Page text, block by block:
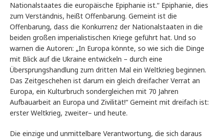
Nationalstaates die europäische Epiphanie ist.“ Epiphanie, dies
zum Verständnis, heißt Offenbarung. Gemeint ist die
Offenbarung, dass die Konkurrenz der Nationalstaaten in die
beiden großen imperialistischen Kriege geführt hat. Und so
warnen die Autoren: „In Europa könnte, so wie sich die Dinge
mit Blick auf die Ukraine entwickeln – durch eine
Übersprungshandlung zum dritten Mal ein Weltkrieg beginnen.
Das Zeitgeschehen ist darum ein gleich dreifacher Verrat an
Europa, ein Kulturbruch sondergleichen mit 70 Jahren
Aufbauarbeit an Europa und Zivilität!“ Gemeint mit dreifach ist:
erster Weltkrieg, zweiter– und heute.
Die einzige und unmittelbare Verantwortung, die sich daraus